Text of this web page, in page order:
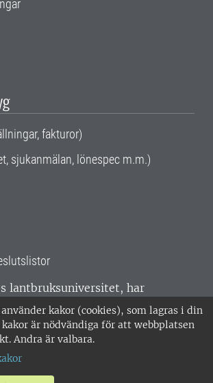
kakor (cookies), som lagras i din
kakor är nödvändiga för att webbplatsen
Andra är valbara.
fakturor)
sjukanmälan, lönespec m.m.)
lantbruksuniversitet, har
hela Sverige. Huvudorter är
och Umeå.SLU är
enligt ISO 14001. •
• Org nr: 202100-2817 •